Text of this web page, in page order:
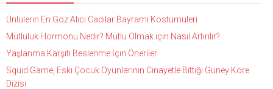
Ünlülerin En Göz Alıcı Cadılar Bayramı Kostümüleri
Mutluluk Hormonu Nedir? Mutlu Olmak için Nasıl Artırılır?
Yaşlanma Karşıtı Beslenme İçin Öneriler
Squid Game, Eski Çocuk Oyunlarının Cinayetle Bittiği Güney Kore
Dizisi